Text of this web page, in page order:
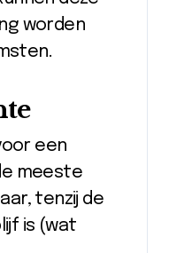
worden
een
meeste
tenzij de
is (wat